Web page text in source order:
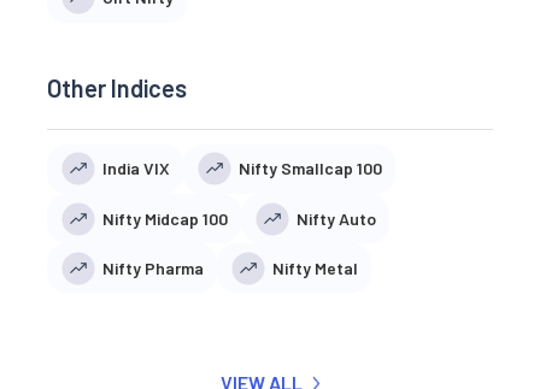
Other Indices
India VIX Nifty Smallcap 100
Nifty Midcap 100 Nifty Auto
Nifty Pharma Nifty Metal
VIEW ALL